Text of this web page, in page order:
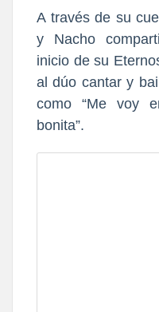
A través de su
y Nacho
inicio de su
al dúo cantar y
como “Me voy
bonita”.